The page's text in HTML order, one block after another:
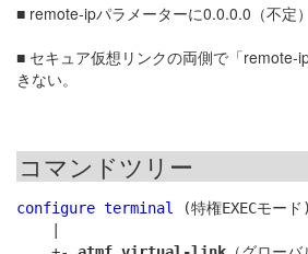
■ remote-ipパラメーターに0.0.0.0（不定
■ セキュア仮想リンクの両側で「remote-
きない。
コマンドツリー
configure terminal
(特権EXECモード)